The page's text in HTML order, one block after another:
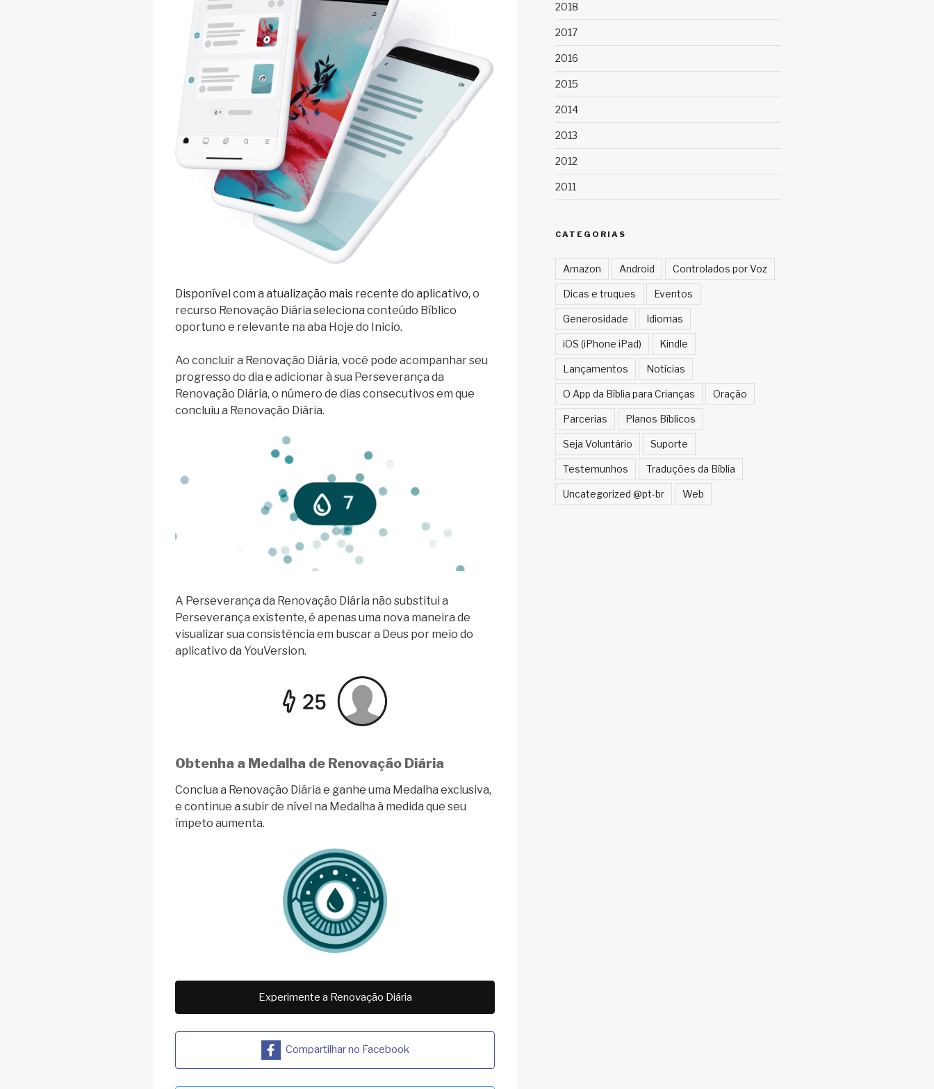
Disponível com a atualização mais recente do aplicativo, o
recurso Renovação Diária seleciona conteúdo Bíblico
oportuno e relevante na aba Hoje do Inicio.
Ao concluir a Renovação Diária, você pode acompanhar seu
progresso do dia e adicionar à sua Perseverança da
Renovação Diária, o número de dias consecutivos em que
concluiu a Renovação Diária.
A Perseverança da Renovação Diária não substitui a
Perseverança existente, é apenas uma nova maneira de
visualizar sua consistência em buscar a Deus por meio do
aplicativo da YouVersion.
Obtenha a Medalha de Renovação Diária
Conclua a Renovação Diária e ganhe uma Medalha exclusiva,
e continue a subir de nível na Medalha à medida que seu
ímpeto aumenta.
Experimente a Renovação Diária
Compartilhar no Facebook
2018
2017
2016
2015
2014
2013
2012
2011
CATEGORIAS
Amazon Android Controlados por Voz
Dicas e truques Eventos
Generosidade Idiomas
iOS (iPhone iPad) Kindle
Lançamentos Notícias
O App da Bíblia para Crianças Oração
Parcerias Planos Bíblicos
Seja Voluntário Suporte
Testemunhos Traduções da Bíblia
Uncategorized @pt-br Web